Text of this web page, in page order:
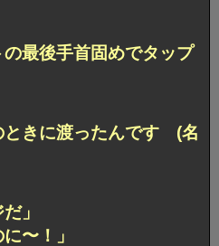
最後手首固めでタップ
ときに渡ったんです (名
」
〜！」